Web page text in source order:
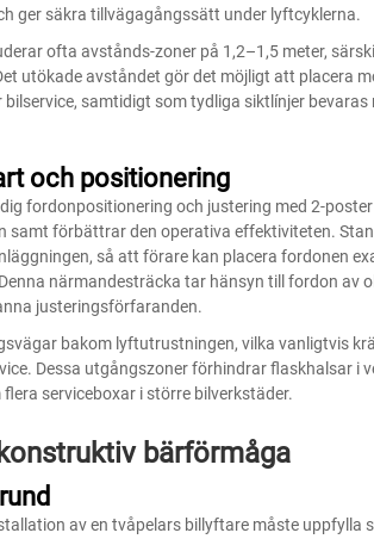
ger säkra tillvägagångssätt under lyftcyklerna.
ofta avstånds-zoner på 1,2–1,5 meter,
utökade avståndet gör det möjligt att placera
samtidigt som tydliga siktlínjer
och positionering
fordonpositionering och justering med 2-
samt förbättrar den operativa effektiviteten.
så att förare kan placera fordonen
närmandesträcka tar hänsyn till fordon av
justeringsförfaranden.
bakom lyftutrustningen, vilka vanligtvis
Dessa utgångszoner förhindrar flaskhalsar i
serviceboxar i större bilverkstäder.
bärförmåga
av en tvåpelars billyftare måste uppfylla